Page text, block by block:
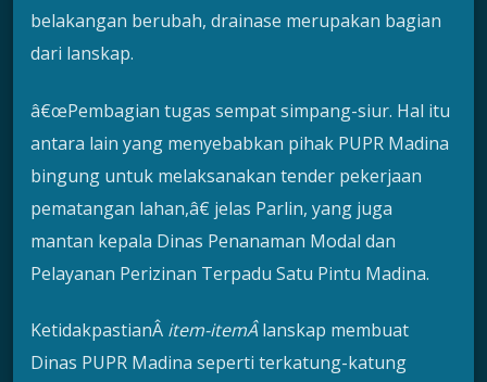
belakangan berubah, drainase merupakan bagian
dari lanskap.
â€œPembagian tugas sempat simpang-siur. Hal itu
antara lain yang menyebabkan pihak PUPR Madina
bingung untuk melaksanakan tender pekerjaan
pematangan lahan,â€ jelas Parlin, yang juga
mantan kepala Dinas Penanaman Modal dan
Pelayanan Perizinan Terpadu Satu Pintu Madina.
KetidakpastianÂ item-itemÂlanskap membuat
Dinas PUPR Madina seperti terkatung-katung